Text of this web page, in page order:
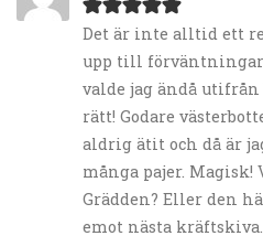
Det är inte alltid ett
upp till
valde jag ändå
rätt! Godare
aldrig ätit och då är
många pajer. Magisk!
Grädden? Eller den
emot nästa kräftskiva.